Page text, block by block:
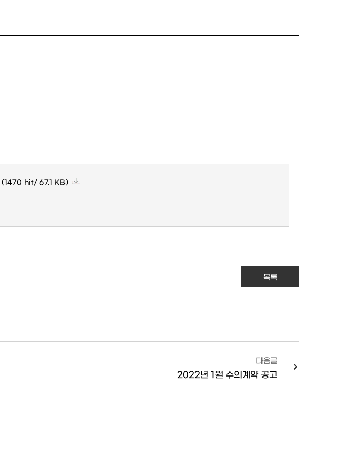
(1470 hit/ 67.1 KB)
목록
다음글
2022년 1월 수의계약 공고